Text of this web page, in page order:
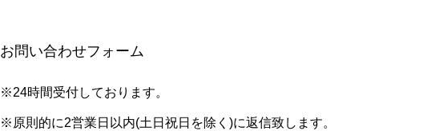
お問い合わせフォーム
※24時間受付しております。
※原則的に2営業日以内(土日祝日を除く)に返信致します。